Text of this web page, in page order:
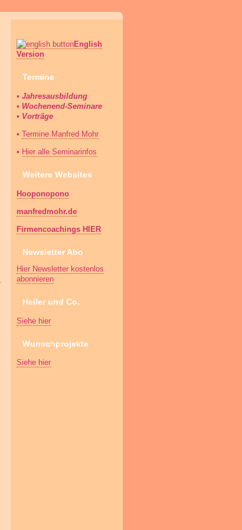
English
Version
Termine
• Jahresausbildung
• Wochenend-Seminare
• Vorträge
• Termine Manfred Mohr
• Hier alle Seminarinfos
Weitere Websites
Hooponopono
manfredmohr.de
Firmencoachings HIER
Newsletter Abo
Hier Newsletter kostenlos
abonnieren
Heiler und Co.
Siehe hier
Wunschprojekte
Siehe hier